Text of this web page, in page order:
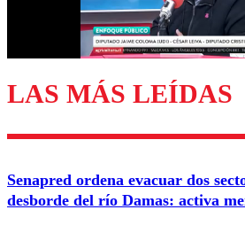
LAS MÁS LEÍDAS
Senapred ordena evacuar dos
desborde del río Damas: activa